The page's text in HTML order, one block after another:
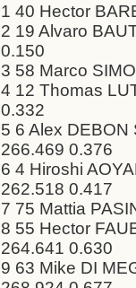
1 40 Hector
2 19 Alvaro
0.150
3 58 Marco
4 12 Thomas
0.332
5 6 Alex DEBON
266.469 0.376
6 4 Hiroshi
262.518 0.417
7 75 Mattia
8 55 Hector
264.641 0.630
9 63 Mike DI